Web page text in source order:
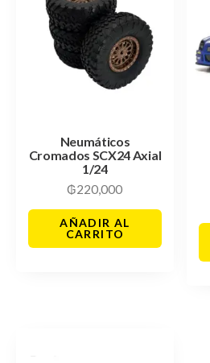
Neumáticos
Cromados SCX24 Axial
1/24
₲220,000
AÑADIR AL
CARRITO